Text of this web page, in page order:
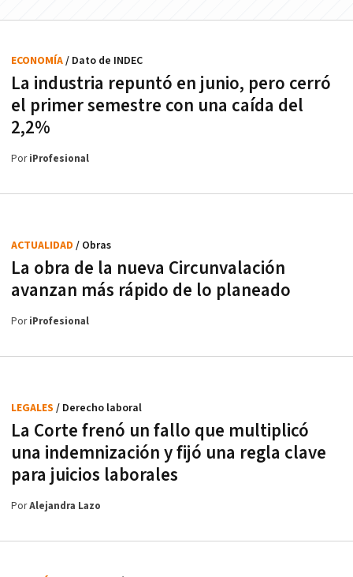
La industria repuntó en junio, pero cerró
el primer semestre con una caída del
2,2%
ECONOMÍA/ Dato de INDEC
PoriProfesional
La obra de la nueva Circunvalación
avanzan más rápido de lo planeado
ACTUALIDAD / Obras
PoriProfesional
La Corte frenó un fallo que multiplicó
una indemnización y fijó una regla clave
para juicios laborales
LEGALES / Derecho laboral
PorAlejandra Lazo